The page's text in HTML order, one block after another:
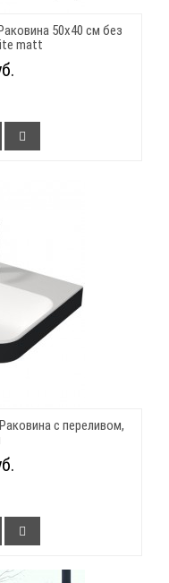
50х40 см без
matt
с переливом,